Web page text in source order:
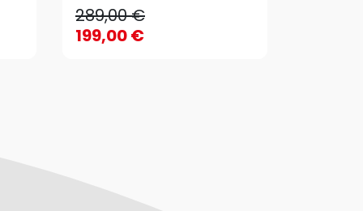
289,00 €
199,00 €AJOUTER AU PANIER